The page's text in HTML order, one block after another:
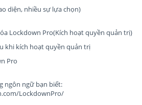
diện, nhiều sự lựa chọn)
Lockdown Pro(Kích hoạt quyền quản trị)
khi kích hoạt quyền quản trị
Pro
ngôn ngữ bạn biết:
LockdownPro/